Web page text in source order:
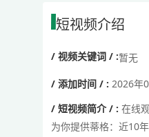
短视频介绍
/ 视频关键词 / :暂无
/ 添加时间 / : 2026年
/ 短视频简介 / : 在线
为你提供蒂格：近10